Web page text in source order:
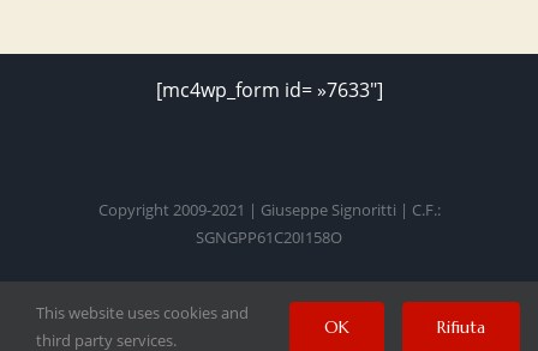
[mc4wp_form id= »7633″]
Copyright 2009-2021 | Giuseppe Signoritti | C.F.:
SGNGPP61C20I158O
Facebook
TwitterInstagram
PinterestYouTube
This website uses cookies and
third party services.
OK Rifiuta